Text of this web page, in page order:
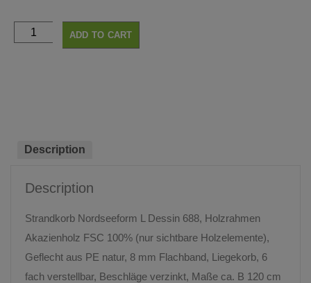
ADD TO CART
Description
Description
Strandkorb Nordseeform L Dessin 688, Holzrahmen
Akazienholz FSC 100% (nur sichtbare Holzelemente),
Geflecht aus PE natur, 8 mm Flachband, Liegekorb, 6
fach verstellbar, Beschläge verzinkt, Maße ca. B 120 cm